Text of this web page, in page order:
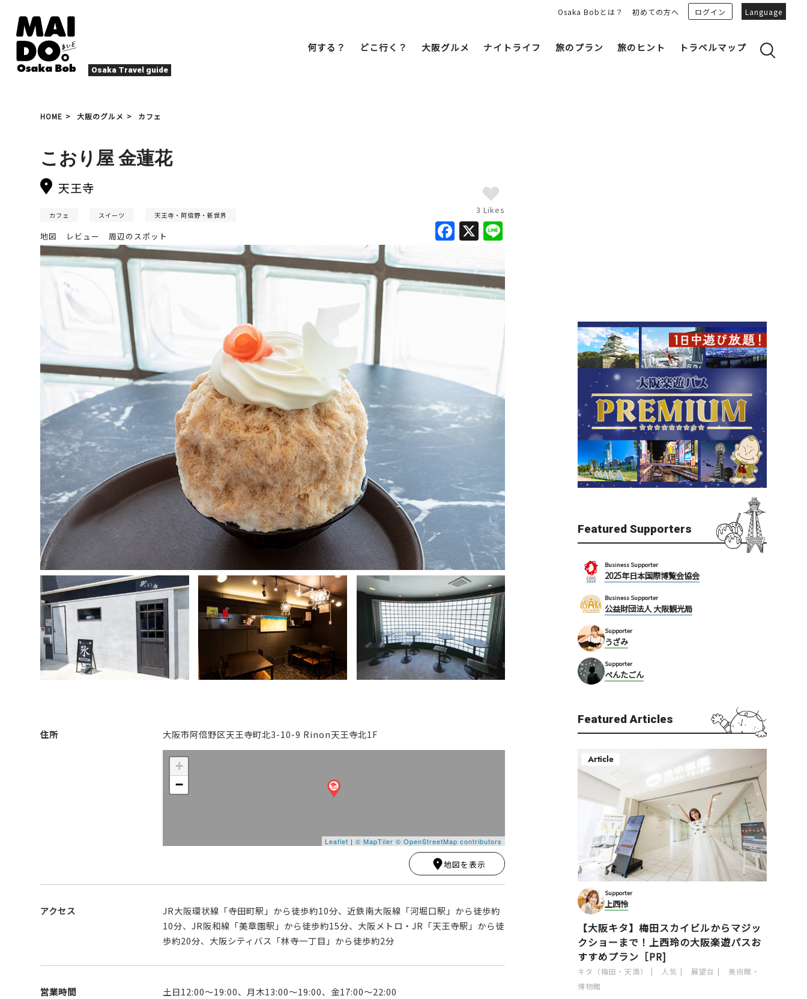
Osaka Travel guide
Osaka Bobとは？ 初めての方へ ログイン Language
何する？
ナイトライフ
エンターテイメント
アクティビティ
文化・歴史
癒やし
アート
スポーツ
その他
秋 冬
天神祭り 建造物 夜景
どこ行く？
ベイエリア
（USJ・海遊館）
新大阪・十三
堺・泉北
泉南
（KIX・りんくう・岸和田）
すべての目的地を見る
大阪グルメ
ローカルフード
焼肉 スイーツ カフェ 酒
ナイトライフ
旅のプラン
旅のヒント
トラベルマップ
HOME 大阪のグルメ カフェ
こおり屋 金蓮花
天王寺
3 Likes
F
c
e
X
カフェ スイーツ 天王寺・阿倍野・新世界
地図 レビュー 周辺のスポット
住所 大阪市阿倍野区天王寺町北3-10-9 Rinon天王寺北1F
+
−
Leaflet |© MapTiler © OpenStreetMap contributors
地図を表示
アクセス
JR大阪環状線「寺田町駅」から徒歩約10分、近鉄南大阪線「河堀口駅」から徒歩約
10分、JR阪和線「美章園駅」から徒歩約15分、大阪メトロ・JR「天王寺駅」から徒
歩約20分、大阪シティバス「林寺一丁目」から徒歩約2分
営業時間
土日12:00〜19:00、月木13:00〜19:00、金17:00〜22:00
Featured Supporters
Business Supporter
2025年日本国際博覧会協会
Business Supporter
公益財団法人 大阪観光局
Supporter
うざみ
Supporter
ぺんたごん
Featured Articles
Article
Supporter
上西怜
【大阪キタ】梅田スカイビルからマジッ
クショーまで！上西玲の大阪楽遊パスお
すすめプラン［PR]
キタ（梅田・天満） 人気 展望台
美術館・
博物館